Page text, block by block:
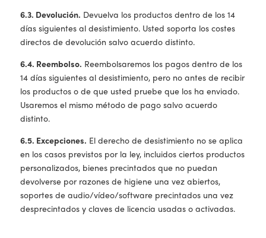
6.3. Devolución. Devuelva los productos dentro de los 14
días siguientes al desistimiento. Usted soporta los costes
directos de devolución salvo acuerdo distinto.
6.4. Reembolso. Reembolsaremos los pagos dentro de los
14 días siguientes al desistimiento, pero no antes de recibir
los productos o de que usted pruebe que los ha enviado.
Usaremos el mismo método de pago salvo acuerdo
distinto.
6.5. Excepciones. El derecho de desistimiento no se aplica
en los casos previstos por la ley, incluidos ciertos productos
personalizados, bienes precintados que no puedan
devolverse por razones de higiene una vez abiertos,
soportes de audio/vídeo/software precintados una vez
desprecintados y claves de licencia usadas o activadas.